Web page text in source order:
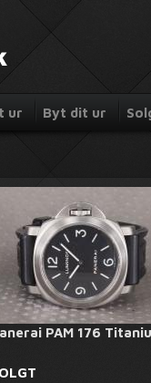
ur Byt dit ur
PAM 176